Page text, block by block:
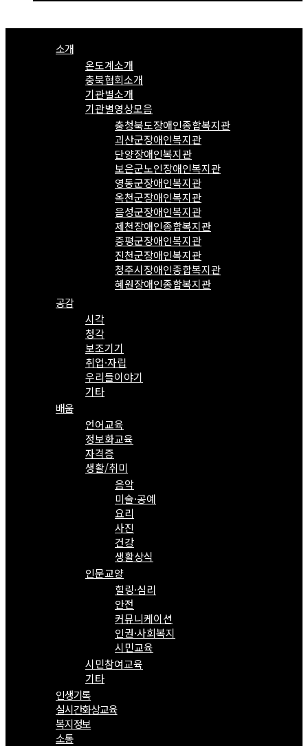
소개
온도계소개
충북협회소개
기관별소개
기관별영상모음
충청북도장애인종합복지관
괴산군장애인복지관
단양장애인복지관
보은군노인장애인복지관
영동군장애인복지관
옥천군장애인복지관
음성군장애인복지관
제천장애인종합복지관
증평군장애인복지관
진천군장애인복지관
청주시장애인종합복지관
혜원장애인종합복지관
공감
시각
청각
보조기기
취업·자립
우리들이야기
기타
배움
언어교육
정보화교육
자격증
생활/취미
음악
미술·공예
요리
사진
건강
생활상식
인문교양
힐링·심리
안전
커뮤니케이션
인권·사회복지
시민교육
시민참여교육
기타
인생기록
실시간화상교육
복지정보
소통